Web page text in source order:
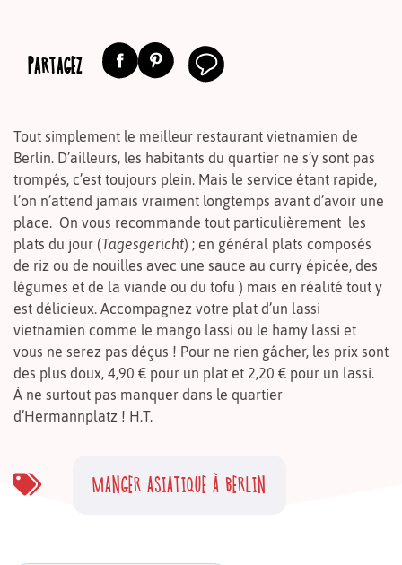
PARTAGEZ
Tout simplement le meilleur restaurant vietnamien de
Berlin. D’ailleurs, les habitants du quartier ne s’y sont pas
trompés, c’est toujours plein. Mais le service étant rapide,
l’on n’attend jamais vraiment longtemps avant d’avoir une
place. On vous recommande tout particulièrement les
plats du jour (Tagesgericht) ; en général plats composés
de riz ou de nouilles avec une sauce au curry épicée, des
légumes et de la viande ou du tofu ) mais en réalité tout y
est délicieux. Accompagnez votre plat d’un lassi
vietnamien comme le mango lassi ou le hamy lassi et
vous ne serez pas déçus ! Pour ne rien gâcher, les prix sont
des plus doux, 4,90 € pour un plat et 2,20 € pour un lassi.
À ne surtout pas manquer dans le quartier
d’Hermannplatz ! H.T.
MANGER ASIATIQUE À BERLIN